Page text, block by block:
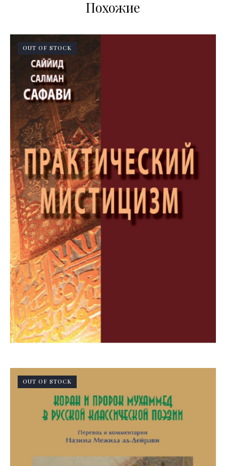
Похожие
OUT OF STOCK
OUT OF STOCK